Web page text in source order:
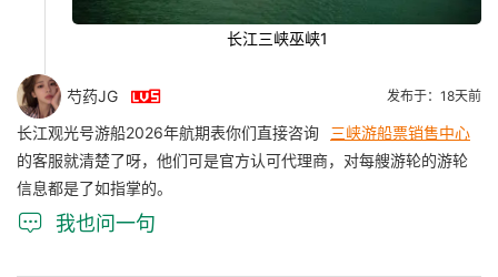
长江三峡巫峡1
芍药JG  发布于：18天前
长江观光号游船2026年航期表你们直接咨询
三峡游船票销售中心
的客服就清楚了呀，他们可是官方认可代理商，对每艘游轮的游轮
信息都是了如指掌的。
 我也问一句